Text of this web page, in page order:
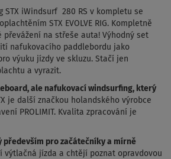
STX iWindsurf 280 RS v kompletu se
STX EVOLVE RIG. Kompletně
převážení na střeše auta! Výhodný set
nafukovacího paddlebordu jako
výuku jízdy ve skluzu. Stačí jen
a vyrazit.
ale nafukovací windsurfing, který
je další značkou holandského výrobce
PROLIMIT. Kvalita zpracování je
především pro začátečníky a mírně
výtlačná jízda a chtějí poznat opravdovou